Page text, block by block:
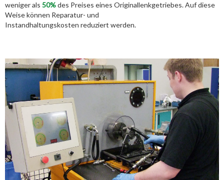
weniger als 50%des Preises eines Originallenkgetriebes. Auf diese
Weise können Reparatur- und
Instandhaltungskosten reduziert werden.